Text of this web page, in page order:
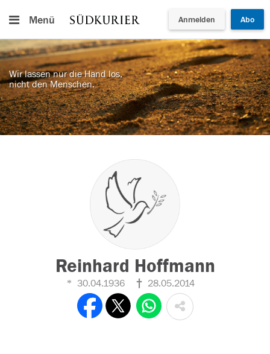
Menü Anmelden Abo
Wir lassen nur die Hand los,
nicht den Menschen.
Reinhard Hoffmann
30.04.1936 28.05.2014